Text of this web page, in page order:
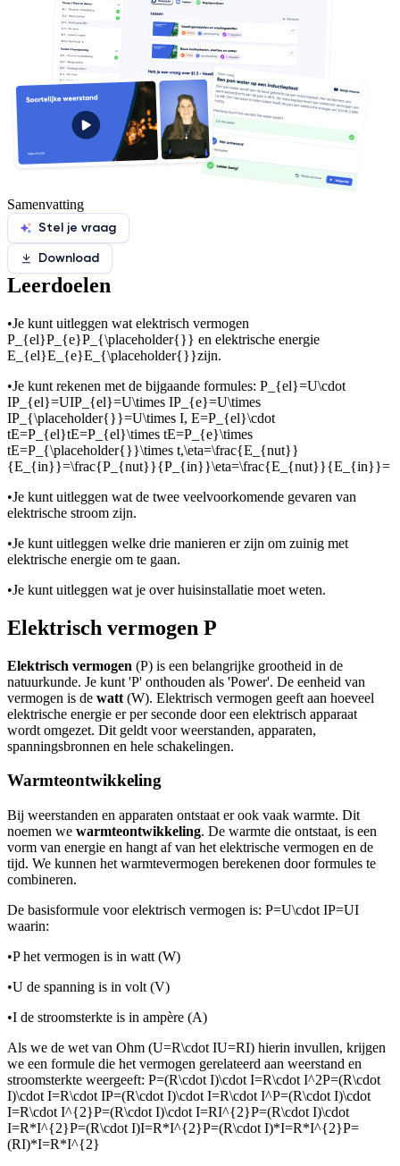
Samenvatting
Stel je vraag
Download
Leerdoelen
•Je kunt uitleggen wat elektrisch vermogen
P_{el}P_{e}P_{\placeholder{}} en elektrische energie
E_{el}E_{e}E_{\placeholder{}}zijn.
•Je kunt rekenen met de bijgaande formules: P_{el}=U\cdot
IP_{el}=UIP_{el}=U\times IP_{e}=U\times
IP_{\placeholder{}}=U\times I, E=P_{el}\cdot
tE=P_{el}tE=P_{el}\times tE=P_{e}\times
tE=P_{\placeholder{}}\times t,\eta=\frac{E_{nut}}
{E_{in}}=\frac{P_{nut}}{P_{in}}\eta=\frac{E_{nut}}{E_{in}}=
•Je kunt uitleggen wat de twee veelvoorkomende gevaren van
elektrische stroom zijn.
•Je kunt uitleggen welke drie manieren er zijn om zuinig met
elektrische energie om te gaan.
•Je kunt uitleggen wat je over huisinstallatie moet weten.
Elektrisch vermogen P
Elektrisch vermogen (P) is een belangrijke grootheid in de
natuurkunde. Je kunt 'P' onthouden als 'Power'. De eenheid van
vermogen is de watt (W). Elektrisch vermogen geeft aan hoeveel
elektrische energie er per seconde door een elektrisch apparaat
wordt omgezet. Dit geldt voor weerstanden, apparaten,
spanningsbronnen en hele schakelingen.
Warmteontwikkeling
Bij weerstanden en apparaten ontstaat er ook vaak warmte. Dit
noemen we warmteontwikkeling. De warmte die ontstaat, is een
vorm van energie en hangt af van het elektrische vermogen en de
tijd. We kunnen het warmtevermogen berekenen door formules te
combineren.
De basisformule voor elektrisch vermogen is: P=U\cdot IP=UI
waarin:
•P het vermogen is in watt (W)
•U de spanning is in volt (V)
•I de stroomsterkte is in ampère (A)
Als we de wet van Ohm (U=R\cdot IU=RI) hierin invullen, krijgen
we een formule die het vermogen gerelateerd aan weerstand en
stroomsterkte weergeeft: P=(R\cdot I)\cdot I=R\cdot I^2P=(R\cdot
I)\cdot I=R\cdot IP=(R\cdot I)\cdot I=R\cdot I^P=(R\cdot I)\cdot
I=R\cdot I^{2}P=(R\cdot I)\cdot I=RI^{2}P=(R\cdot I)\cdot
I=R*I^{2}P=(R\cdot I)I=R*I^{2}P=(R\cdot I)*I=R*I^{2}P=
(RI)*I=R*I^{2}